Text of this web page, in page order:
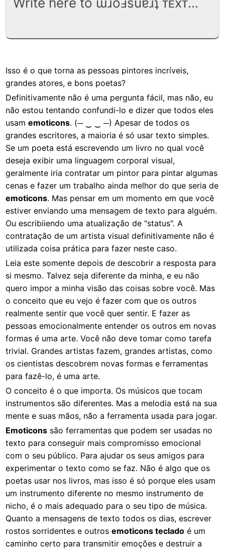
Isso é o que torna as pessoas pintores incríveis,
grandes atores, e bons poetas?
Definitivamente não é uma pergunta fácil, mas não, eu
não estou tentando confundi-lo e dizer que todos eles
usamemoticons. (─ ‿ ‿ ─) Apesar de todos os
grandes escritores, a maioria é só usar texto simples.
Se um poeta está escrevendo um livro no qual você
deseja exibir uma linguagem corporal visual,
geralmente iria contratar um pintor para pintar algumas
cenas e fazer um trabalho ainda melhor do que seria de
emoticons. Mas pensar em um momento em que você
estiver enviando uma mensagem de texto para alguém.
Ou escribiiendo uma atualização de "status". A
contratação de um artista visual definitivamente não é
utilizada coisa prática para fazer neste caso.
Leia este somente depois de descobrir a resposta para
si mesmo. Talvez seja diferente da minha, e eu não
quero impor a minha visão das coisas sobre você. Mas
o conceito que eu vejo é fazer com que os outros
realmente sentir que você quer sentir. E fazer as
pessoas emocionalmente entender os outros em novas
formas é uma arte. Você não deve tomar como tarefa
trivial. Grandes artistas fazem, grandes artistas, como
os cientistas descobrem novas formas e ferramentas
para fazê-lo, é uma arte.
O conceito é o que importa. Os músicos que tocam
instrumentos são diferentes. Mas a melodia está na sua
mente e suas mãos, não a ferramenta usada para jogar.
Emoticons são ferramentas que podem ser usadas no
texto para conseguir mais compromisso emocional
com o seu público. Para ajudar os seus amigos para
experimentar o texto como se faz. Não é algo que os
poetas usar nos livros, mas isso é só porque eles usam
um instrumento diferente no mesmo instrumento de
nicho, é o mais adequado para o seu tipo de música.
Quanto a mensagens de texto todos os dias, escrever
rostos sorridentes e outrosemoticons teclado é um
caminho certo para transmitir emoções e destruir a